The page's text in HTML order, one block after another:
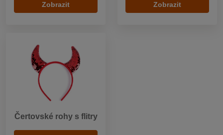
Zobrazit Zobrazit
Čertovské rohy s flitry